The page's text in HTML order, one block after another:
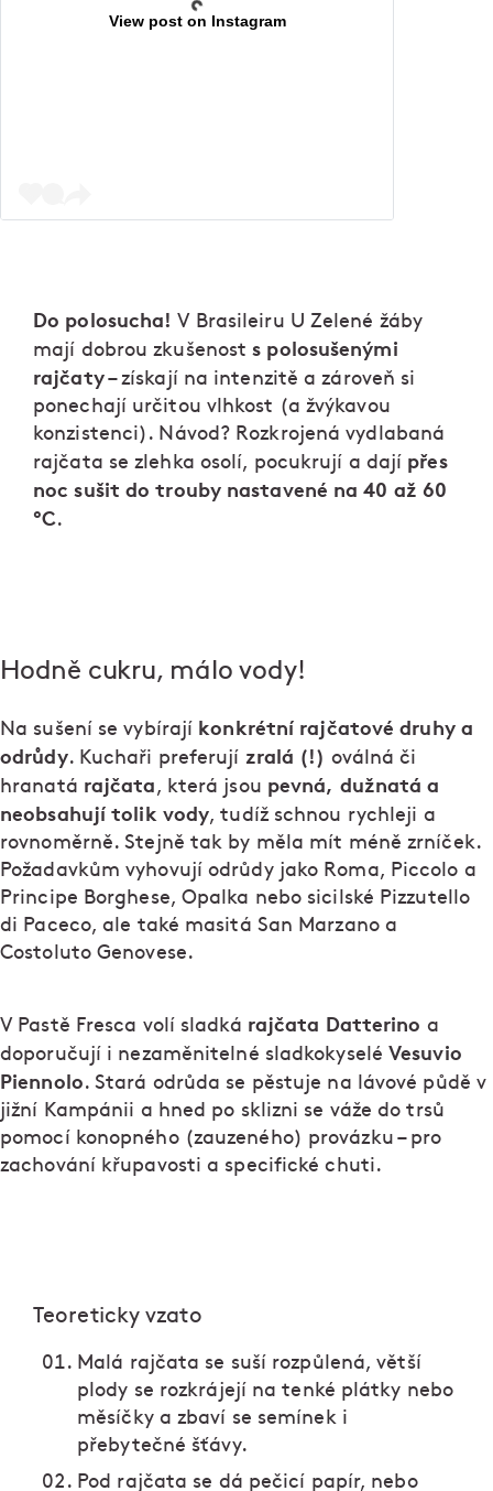
View post on Instagram
Do polosucha!V Brasileiru U Zelené žáby
mají dobrou zkušenosts polosušenými
rajčaty– získají na intenzitě a zároveň si
ponechají určitou vlhkost (a žvýkavou
konzistenci). Návod? Rozkrojená vydlabaná
rajčata se zlehka osolí, pocukrují a dají přes
noc sušit do trouby nastavené na 40 až 60
°C.
Hodně cukru, málo vody!
Na sušení se vybírají konkrétní rajčatové druhy a
odrůdy. Kuchaři preferují zralá (!) oválná či
hranatá rajčata, která jsou pevná, dužnatá a
neobsahují tolik vody, tudíž schnou rychleji a
rovnoměrně. Stejně tak by měla mít méně zrníček.
Požadavkům vyhovují odrůdy jako Roma, Piccolo a
Principe Borghese, Opalka nebo sicilské Pizzutello
di Paceco, ale také masitá San Marzano a
Costoluto Genovese.
V Pastě Fresca volí sladká rajčata Datterino a
doporučují i nezaměnitelné sladkokyseléVesuvio
Piennolo. Stará odrůda se pěstuje na lávové půdě v
jižní Kampánii a hned po sklizni se váže do trsů
pomocí konopného (zauzeného) provázku – pro
zachování křupavosti a specifické chuti.
Teoreticky vzato
Malá rajčata se suší rozpůlená, větší
plody se rozkrájejí na tenké plátky nebo
měsíčky a zbaví se semínek i
přebytečné šťávy.
Pod rajčata se dá pečicí papír, nebo